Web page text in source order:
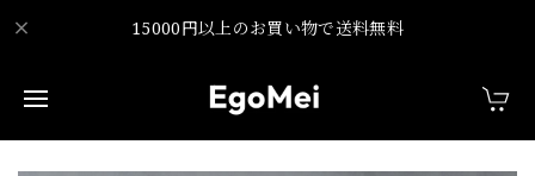
15000円以上のお買い物で送料無料